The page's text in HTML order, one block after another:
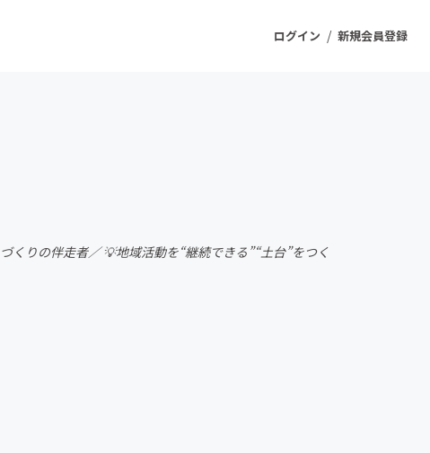
ログイン / 新規会員登録
ジェクト
ファッション
くりの伴走者／ 💡地域活動を“継続できる”“土台”をつく